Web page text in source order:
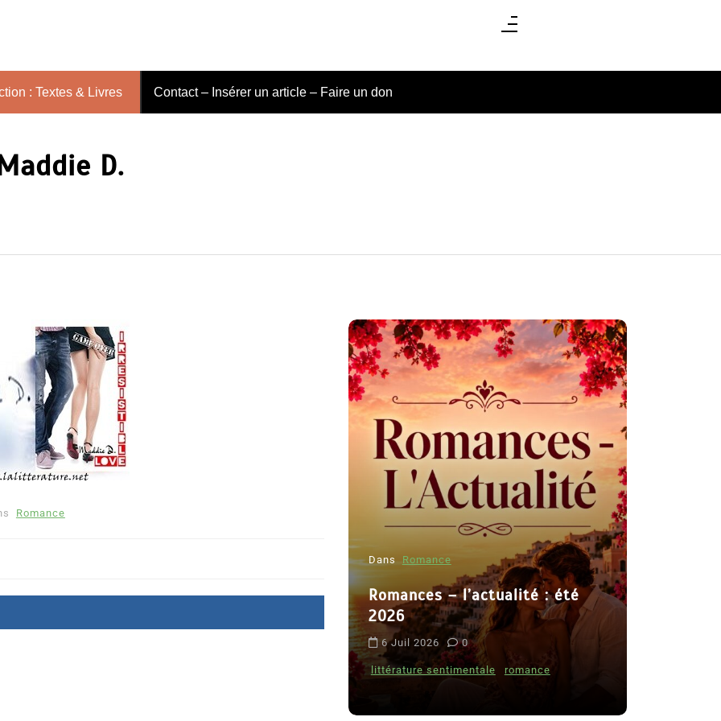
: Textes & Livres Contact – Insérer un article – Faire un don
D.
Romance
Dans Romance
Romances – l’actualité : été
2026
6 Juil 2026 0
littérature sentimentale romance